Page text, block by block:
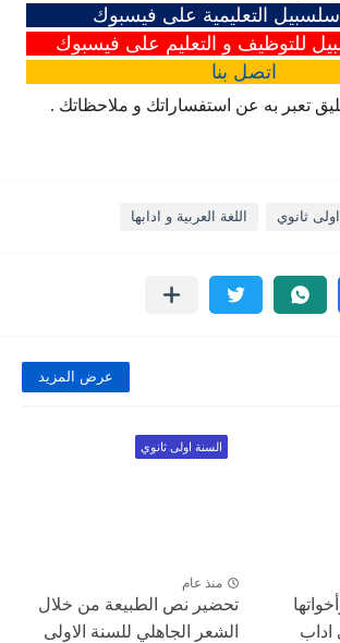
التعليمية على فيسبوك
للتوظيف و التعليم على فيسبوك
اتصل بنا
تعبر به عن استفساراتك و ملاحظاتك .
ثانوي اللغة العربية و ادابها
عرض المزيد
اداب
السنة اولى ثانوي
منذ عام
تحضير نص الطبيعة من خلال
الشعر الجاهلي للسنة الاولى